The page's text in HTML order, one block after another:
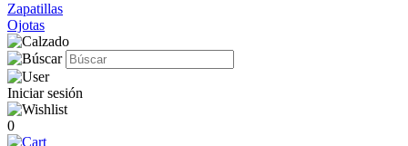
Zapatillas
Ojotas
Iniciar sesión
0